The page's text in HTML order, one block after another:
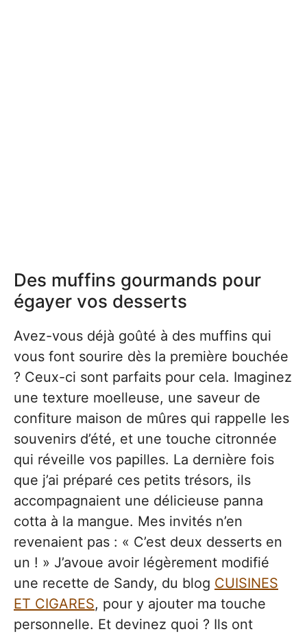
Des muffins gourmands pour
égayer vos desserts
Avez-vous déjà goûté à des muffins qui
vous font sourire dès la première bouchée
? Ceux-ci sont parfaits pour cela. Imaginez
une texture moelleuse, une saveur de
confiture maison de mûres qui rappelle les
souvenirs d’été, et une touche citronnée
qui réveille vos papilles. La dernière fois
que j’ai préparé ces petits trésors, ils
accompagnaient une délicieuse panna
cotta à la mangue. Mes invités n’en
revenaient pas : « C’est deux desserts en
un ! » J’avoue avoir légèrement modifié
une recette de Sandy, du blog CUISINES
ET CIGARES, pour y ajouter ma touche
personnelle. Et devinez quoi ? Ils ont